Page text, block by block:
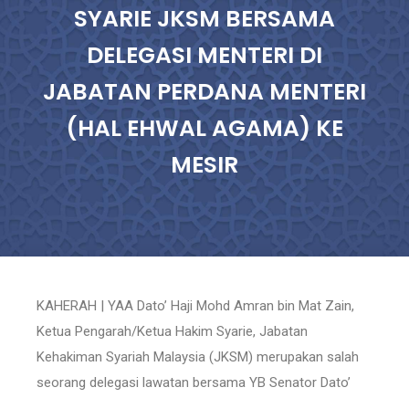
SYARIE JKSM BERSAMA
DELEGASI MENTERI DI
JABATAN PERDANA MENTERI
(HAL EHWAL AGAMA) KE
MESIR
KAHERAH | YAA Dato’ Haji Mohd Amran bin Mat Zain,
Ketua Pengarah/Ketua Hakim Syarie, Jabatan
Kehakiman Syariah Malaysia (JKSM) merupakan salah
seorang delegasi lawatan bersama YB Senator Dato’